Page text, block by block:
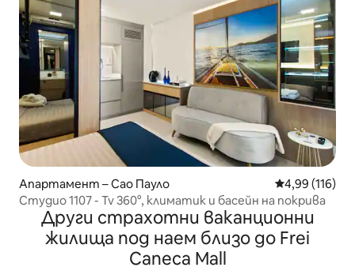
Апартамент – Сао Пауло Средна
4,99 (116)
Студио 1107 - Tv 360°, климатик и басейн на покрива
Други страхотни ваканционни
жилища под наем близо до Frei
Caneca Mall